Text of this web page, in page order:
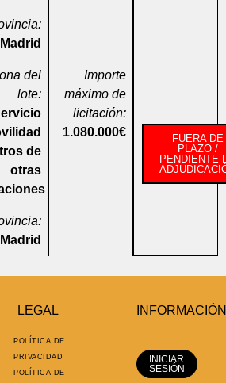
Madrid
del
lote:
de
otras
Madrid
Importe
máximo de
licitación:
1.080.000€
FUERA DE
PLAZO /
PENDIENTE
LEGAL
POLÍTICA DE
PRIVACIDAD
POLÍTICA DE
INFORMACIÓN
INICIAR
SESIÓN